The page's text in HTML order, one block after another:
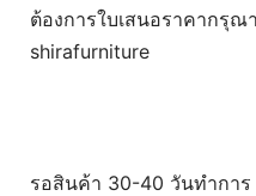
ต้องการใบเสนอราคากรุ
shirafurniture
รอสินค้า 30-40 วันทำการ